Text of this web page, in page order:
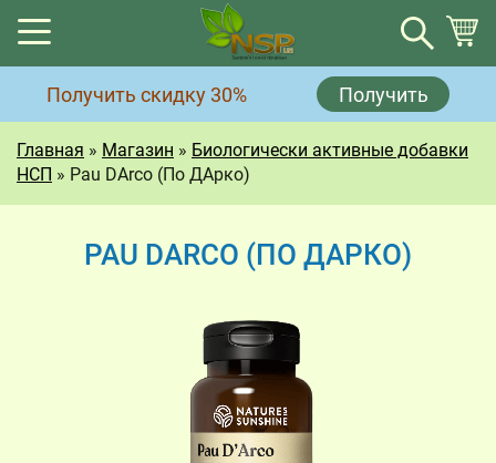
Получить скидку 30% Получить
Главная » Магазин » Биологически активные добавки
НСП » Pau DArco (По ДАрко)
PAU DARCO (ПО ДАРКО)
Корзина
Корзина пуста.